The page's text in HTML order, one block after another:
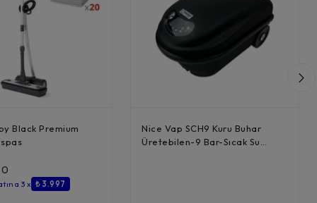
Black Premium
3 x ₺ 3.997
Nice Vap SCH9 Kuru Buhar
Üretebilen-9 Bar-Sıcak Su